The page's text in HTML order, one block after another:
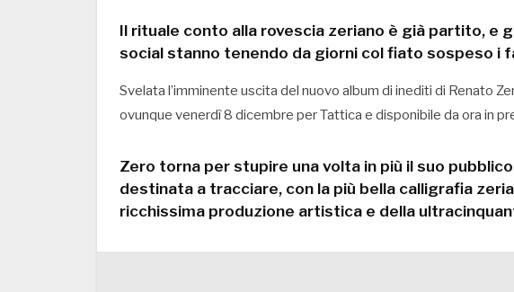
Il rituale conto alla rovescia zeriano è già partito, e
social stanno tenendo da giorni col fiato sospeso i
Svelata l’imminente uscita del nuovo album di inediti di Renato
ovunque venerdì 8 dicembre per Tattica e disponibile da ora in
Zero torna per stupire una volta in più il suo
destinata a tracciare, con la più bella calligrafia
ricchissima produzione artistica e della